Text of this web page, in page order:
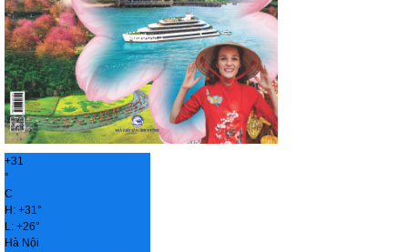
+31
°
C
H: +31°
L: +26°
Hà Nội